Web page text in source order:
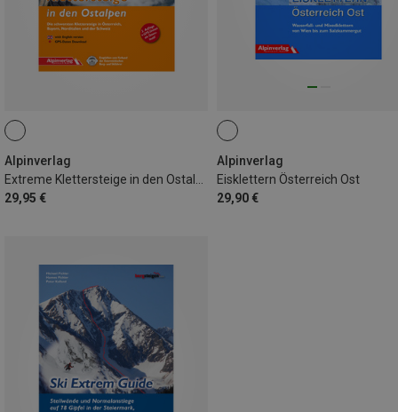
Alpinverlag
Extreme Klettersteige in den Ostalpen
29,95 €
Alpinverlag
Eisklettern Österreich Ost
29,90 €